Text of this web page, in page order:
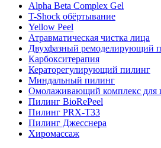
Alpha Beta Complex Gel
T-Shock обёртывание
Yellow Peel
Атравматическая чистка лица
Двухфазный ремоделирующий
Карбокситерапия
Кераторегулирующий пилинг
Миндальный пилинг
Омолаживающий комплекс для
Пилинг BioRePeel
Пилинг PRX-T33
Пилинг Джесснера
Хиромассаж